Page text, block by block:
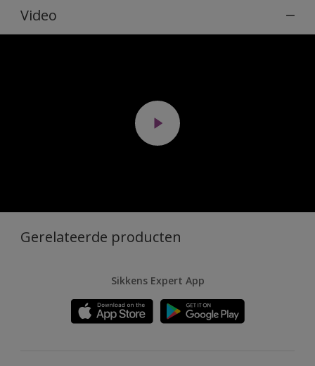
Video
Gerelateerde producten
Sikkens Expert App